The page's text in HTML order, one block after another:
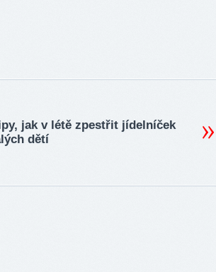
jak v létě zpestřit jídelníček
dětí